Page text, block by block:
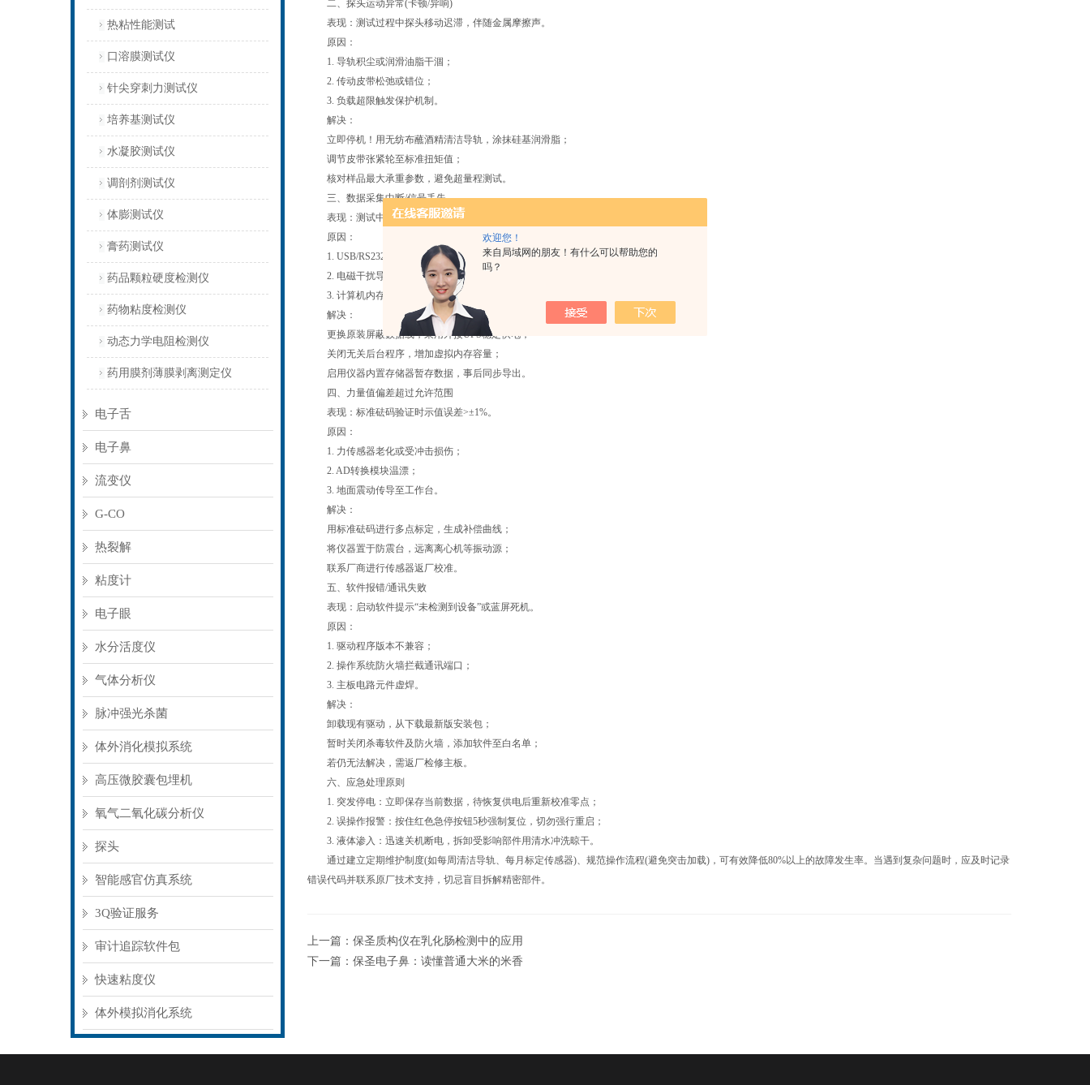
欢迎您！
来自局域网的朋友！有什么可以帮助您的
吗？
热粘性能测试
口溶膜测试仪
针尖穿刺力测试仪
培养基测试仪
水凝胶测试仪
调剖剂测试仪
体膨测试仪
膏药测试仪
药品颗粒硬度检测仪
药物粘度检测仪
动态力学电阻检测仪
药用膜剂薄膜剥离测定仪
电子舌
电子鼻
流变仪
G-CO
热裂解
粘度计
电子眼
水分活度仪
气体分析仪
脉冲强光杀菌
体外消化模拟系统
高压微胶囊包埋机
氧气二氧化碳分析仪
探头
智能感官仿真系统
3Q验证服务
审计追踪软件包
快速粘度仪
体外模拟消化系统
二、探头运动异常(卡顿/异响)
表现：测试过程中探头移动迟滞，伴随金属摩擦声。
原因：
1. 导轨积尘或润滑油脂干涸；
2. 传动皮带松弛或错位；
3. 负载超限触发保护机制。
解决：
立即停机！用无纺布蘸酒精清洁导轨，涂抹硅基润滑脂；
调节皮带张紧轮至标准扭矩值；
核对样品最大承重参数，避免超量程测试。
三、数据采集中断/信号丢失
表现：测试中途曲线突然归零，出现断点。
原因：
1. USB/RS232数据线接触不良；
2. 电磁干扰导致信号传输异常；
3. 计算机内存不足引发程序崩溃。
解决：
更换原装屏蔽数据线，采用外接UPS稳定供电；
关闭无关后台程序，增加虚拟内存容量；
启用仪器内置存储器暂存数据，事后同步导出。
四、力量值偏差超过允许范围
表现：标准砝码验证时示值误差>±1%。
原因：
1. 力传感器老化或受冲击损伤；
2. AD转换模块温漂；
3. 地面震动传导至工作台。
解决：
用标准砝码进行多点标定，生成补偿曲线；
将仪器置于防震台，远离离心机等振动源；
联系厂商进行传感器返厂校准。
五、软件报错/通讯失败
表现：启动软件提示“未检测到设备”或蓝屏死机。
原因：
1. 驱动程序版本不兼容；
2. 操作系统防火墙拦截通讯端口；
3. 主板电路元件虚焊。
解决：
卸载现有驱动，从下载最新版安装包；
暂时关闭杀毒软件及防火墙，添加软件至白名单；
若仍无法解决，需返厂检修主板。
六、应急处理原则
1. 突发停电：立即保存当前数据，待恢复供电后重新校准零点；
2. 误操作报警：按住红色急停按钮5秒强制复位，切勿强行重启；
3. 液体渗入：迅速关机断电，拆卸受影响部件用清水冲洗晾干。
通过建立定期维护制度(如每周清洁导轨、每月标定传感器)、规范操作流程(避免突击加载)，可有效降低80%以上的故障发生率。当遇到复杂问题时，应及时记录
错误代码并联系原厂技术支持，切忌盲目拆解精密部件。
上一篇： 保圣质构仪在乳化肠检测中的应用
下一篇： 保圣电子鼻：读懂普通大米的米香